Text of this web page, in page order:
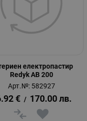
електропастир
Redyk AB 200
Арт.№: 582927
€ / 170.00 лв.